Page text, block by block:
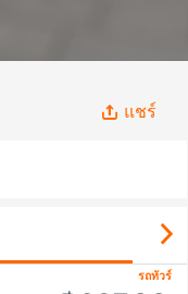
แชร์
รถทัวร์